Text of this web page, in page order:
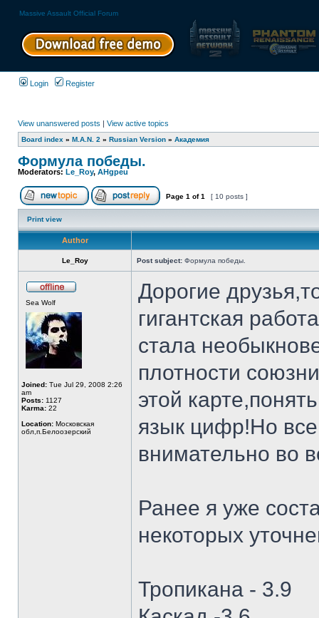
Massive Assault Official Forum
Login Register
View unanswered posts | View active topics
Board index » M.A.N. 2 » Russian Version » Академия
Формула победы.
Moderators: Le_Roy, AHgpeu
Page 1 of1 [ 10 posts ]
Print view
Author
Le_Roy Post subject: Формула победы.
Sea Wolf
Joined: Tue Jul 29, 2008 2:26
am
Posts: 1127
Karma: 22
Location: Московская
обл,п.Белоозерский
Дорогие
гигантская
стала
плотности
этой
язык цифр!Но
внимательно во
Ранее я уже
некоторых
Тропикана - 3.9